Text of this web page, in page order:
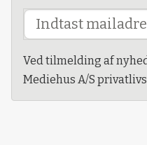
Ved tilmelding af
Mediehus A/S